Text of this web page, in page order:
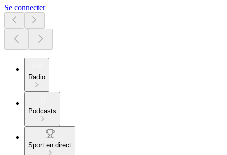
Se connecter
Radio
Podcasts
Sport en direct